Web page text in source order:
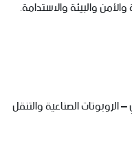
والبيئة والاستدامة.
الصناعية والتنقل